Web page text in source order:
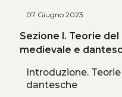
07 Giugno 2023
Sezione I. Teorie
medievale e
Introduzione.
dantesche